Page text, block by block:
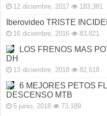
12 diciembre, 2017 183,381
Iberovideo TRISTE
16 diciembre, 2016 83,821
LOS FRENOS MAS
DH
13 diciembre, 2018 82,618
6 MEJORES PETOS
DESCENSO MTB
5 junio, 2018 73,189